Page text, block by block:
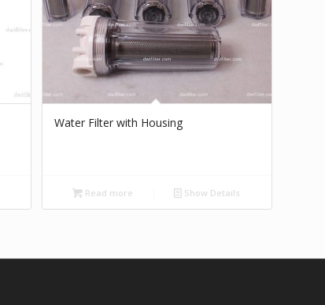
Water Filter with Housing
Read more Show Details